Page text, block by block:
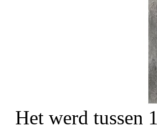
Het werd tussen